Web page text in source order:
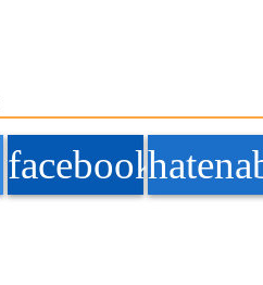
facebook